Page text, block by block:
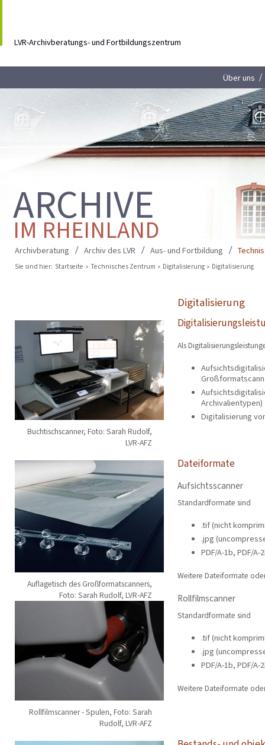
LVR-Archivberatungs- und Fortbildungszentrum
Über uns
ARCHIVE
IM RHEINLAND
Archivberatung Archiv des LVR Aus- und Fortbildung
Sie sind hier: Startseite Technisches Zentrum Digitalisierung Digitalisierung
Digitalisierung
Buchtischscanner, Foto: Sarah Rudolf,
LVR-AFZ
Als
Archivalientypen)
Digitalisierung
Auflagetisch des Großformatscanners,
Foto: Sarah Rudolf, LVR-AFZ
Rollfilmscanner - Spulen, Foto: Sarah
Rudolf, LVR-AFZ
Dateiformate
Aufsichtsscanner
Standardformate sind
.tif (nicht
.jpg
PDF/A-1b, PDF/A-
Weitere Dateiformate
Rollfilmscanner
Standardformate sind
.tif (nicht
.jpg
PDF/A-1b, PDF/A-
Weitere Dateiformate